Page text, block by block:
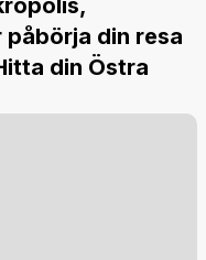
påbörja din resa
din Östra